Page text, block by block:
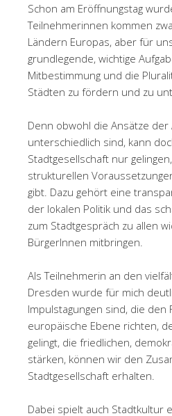
Schon am Eröffnungstag
Teilnehmerinnen kommen
Ländern Europas, aber für
grundlegende, wichtige
Mitbestimmung und die
Städten zu fördern und zu
Denn obwohl die Ansätze
unterschiedlich sind, kann
Stadtgesellschaft nur
strukturellen
gibt. Dazu gehört eine
der lokalen Politik und das
zum Stadtgespräch zu allen
BürgerInnen mitbringen.
Als Teilnehmerin an den
Dresden wurde für mich
Impulstagungen sind, die den
europäische Ebene richten,
gelingt, die friedlichen,
stärken, können wir den
Stadtgesellschaft erhalten.
Dabei spielt auch Stadtkultur